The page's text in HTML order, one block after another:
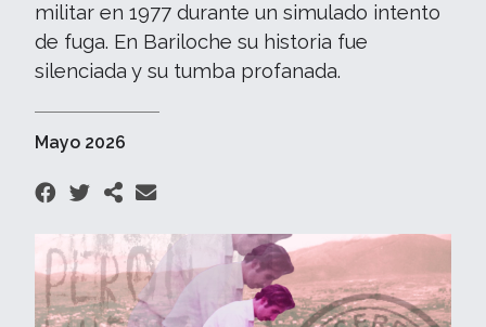
militar en 1977 durante un simulado intento
de fuga. En Bariloche su historia fue
silenciada y su tumba profanada.
Mayo 2026